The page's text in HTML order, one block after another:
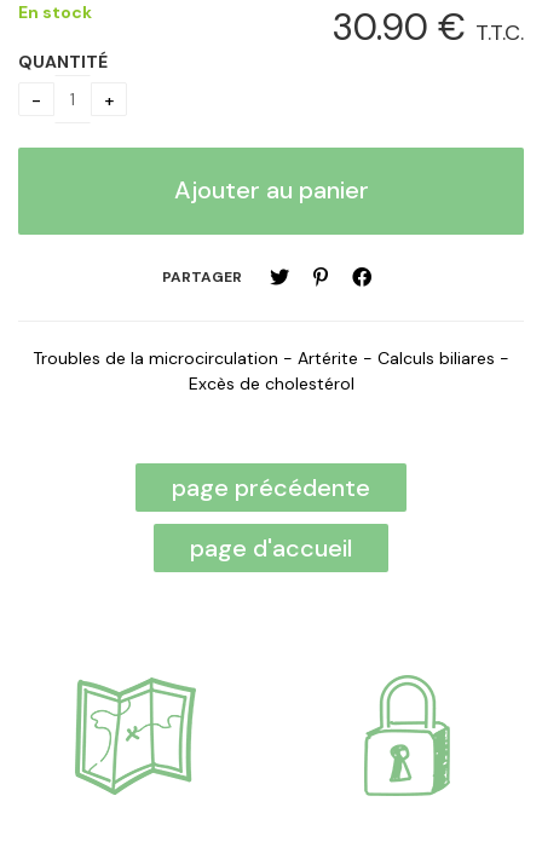
30.90 € T.T.C.
En stock
QUANTITÉ
PARTAGER
Troubles de la microcirculation - Artérite - Calculs biliares -
Excès de cholestérol